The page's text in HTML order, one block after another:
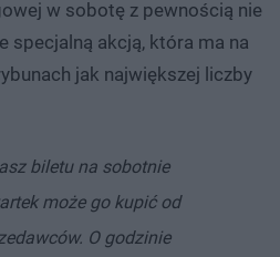
w sobotę z pewnością nie
specjalną akcją, która ma na
jak największej liczby
biletu na sobotnie
może go kupić od
O godzinie